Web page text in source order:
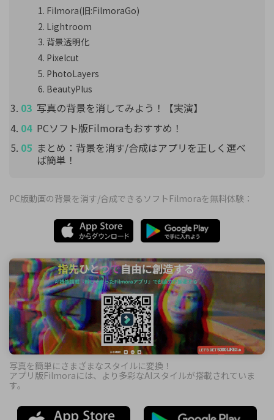
Filmora(旧:FilmoraGo)
Lightroom
背景透明化
Pixelcut
PhotoLayers
BeautyPlus
写真の背景を消してみよう！【実演】
PCソフト版Filmoraもおすすめ！
まとめ：背景を消す/合成はアプリを正しく選べ
ば簡単！
PC版動画の背景を消す/合成できるソフトFilmoraを無料体験：
写真を簡単にさまざまなスタイルに変換！
アプリ版Filmoraには、より多彩なAIスタイルが搭載されていま
す。